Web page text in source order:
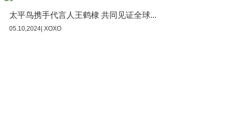
太平鸟携手代言人王鹤棣 共同见证全球...
05.10,2024| XOXO